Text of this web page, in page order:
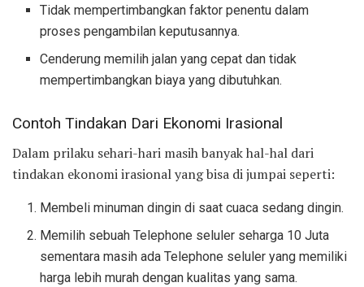
Tidak mempertimbangkan faktor penentu dalam
proses pengambilan keputusannya.
Cenderung memilih jalan yang cepat dan tidak
mempertimbangkan biaya yang dibutuhkan.
Contoh Tindakan Dari Ekonomi Irasional
Dalam prilaku sehari-hari masih banyak hal-hal dari
tindakan ekonomi irasional yang bisa di jumpai seperti:
Membeli minuman dingin di saat cuaca sedang dingin.
Memilih sebuah Telephone seluler seharga 10 Juta
sementara masih ada Telephone seluler yang memiliki
harga lebih murah dengan kualitas yang sama.